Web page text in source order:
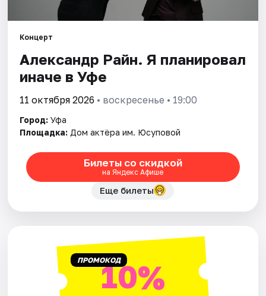
Артисты
Рейтинги
Концерт
Александр Райн. Я планировал
иначе в Уфе
11 октября 2026 • воскресенье • 19:00
Город: Уфа
Площадка: Дом актёра им. Юсуповой
Билеты со скидкой
на Яндекс Афише
Еще билеты
ПРОМОКОД10%